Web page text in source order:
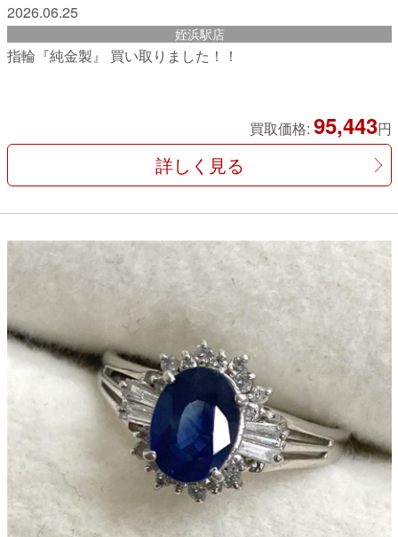
2026.06.25
姪浜駅店
指輪『純金製』 買い取りました！！
買取価格: 95,443円
詳しく見る